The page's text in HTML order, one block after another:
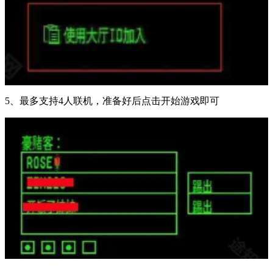
5、最多支持4人联机，准备好后点击开始游戏即可